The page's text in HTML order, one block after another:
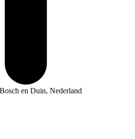
en Duin, Nederland